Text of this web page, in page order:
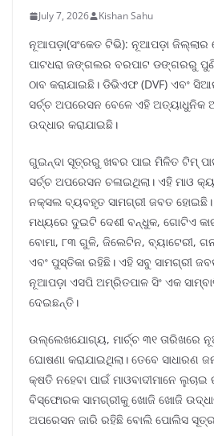
July 7, 2026 Kishan Sahu
ନୂଆପଡ଼ା(ସଂକେତ ଟିଭି): ନୂଆପଡ଼ା ଜିଲ୍ଲାର
ପାଟଧରା ଜଙ୍ଗଲର ବରପାଟ ଡଙ୍ଗରରୁ
ଠାବ କରାଯାଇଛି। ଡିଭିଏଫ (DVF) ଏବଂ
ସର୍ଚ୍ଚ ଅପରେସନ ବେଳେ ଏହି
ଉଦ୍ଧାର କରାଯାଇଛି।
ଗୁଇନ୍ଦା ସୂତ୍ରରୁ ଖବର ପାଇ ମିଳିତ ଟିମ୍
ସର୍ଚ୍ଚ ଅପରେସନ ଚଳାଇଥିଲା। ଏହି ମାଓ
ନକ୍ସଲ ବ୍ୟବହୃତ ସାମଗ୍ରୀ ଜବତ ହୋଇଛି।
ମଧ୍ୟରେ ଦୁଇଟି ଦେଶୀ ବନ୍ଧୁକ, ଗୋଟିଏ
ବୋମା, ୮୩ ଗୁଳି, ଜିଲେଟିନ, ବ୍ୟାଟେରୀ,
ଏବଂ ପୁସ୍ତିକା ରହିଛି। ଏହି ସବୁ ସାମଗ୍ରୀ
ନୂଆପଡ଼ା ଏସପି ଅମ୍ରିତପାଳ ସିଂ ଏକ
ଦେଇଛନ୍ତି।
ଉଲ୍ଲେଖଯୋଗ୍ୟ, ମାର୍ଚ୍ଚ ୩୧ ତାରିଖରେ
ଘୋଷଣା କରାଯାଇଥିଲା। ତେବେ ସାଧାରଣ
କ୍ଷତି ନହେବା ପାଇଁ ମାଓବାଦୀମାନେ
ବିସ୍ଫୋରକ ସାମଗ୍ରୀକୁ ଖୋଜି ଖୋଜି
ଅପରେସନ ଜାରି ରହିଛି ବୋଲି ପୋଲିସ